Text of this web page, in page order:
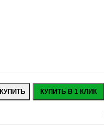
КУПИТЬ КУПИТЬ В 1 КЛИК